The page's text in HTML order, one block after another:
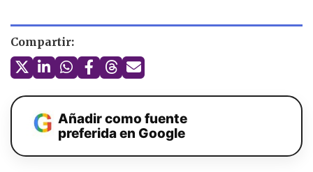
Compartir:
Añadir como fuente
preferida en Google